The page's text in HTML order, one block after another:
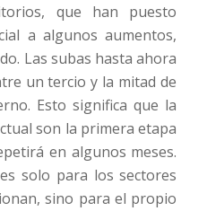
que han puesto
a algunos aumentos,
Las subas hasta ahora
un tercio y la mitad de
Esto significa que la
son la primera etapa
en algunos meses.
solo para los sectores
sino para el propio